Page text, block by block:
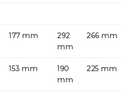
177 mm
292
mm
266 mm
153 mm
190
mm
225 mm